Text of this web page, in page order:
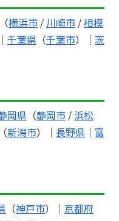
（横浜市 / 川崎市 /相模
千葉県 （千葉市）｜ 茨
岡県 （静岡市 / 浜松
（新潟市）｜ 長野県 ｜ 富
（神戸市）｜ 京都府